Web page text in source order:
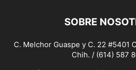
SOBRE
C. Melchor Guaspe y C. 22 #5401
Chih. / (614) 587